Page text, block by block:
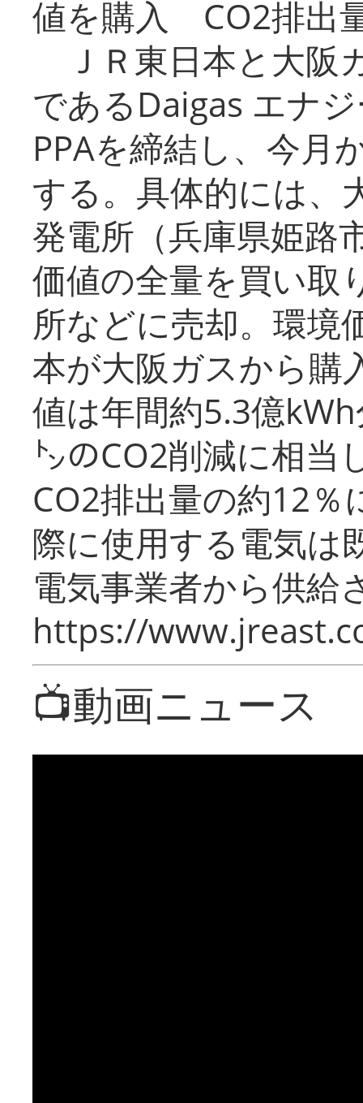
値を購入 CO2排出
ＪＲ東日本と大阪
であるDaigas エナ
PPAを締結し、今月
する。具体的には、
発電所（兵庫県姫路
価値の全量を買い取
所などに売却。環境
本が大阪ガスから購
値は年間約5.3億
㌧のCO2削減に相当
CO2排出量の約12％
際に使用する電気は
電気事業者から供給
https://
📺動画ニュース